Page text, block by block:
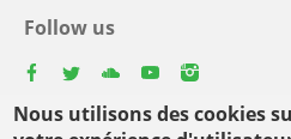
Nous utilisons des cookies
Follow us